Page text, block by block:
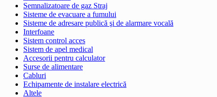
Semnalizatoare de gaz Straj
Sisteme de evacuare a fumului
Sisteme de adresare publică şi de alarmare vocală
Interfoane
Sistem control acces
Sistem de apel medical
Accesorii pentru calculator
Surse de alimentare
Cabluri
Echipamente de instalare electrică
Altele